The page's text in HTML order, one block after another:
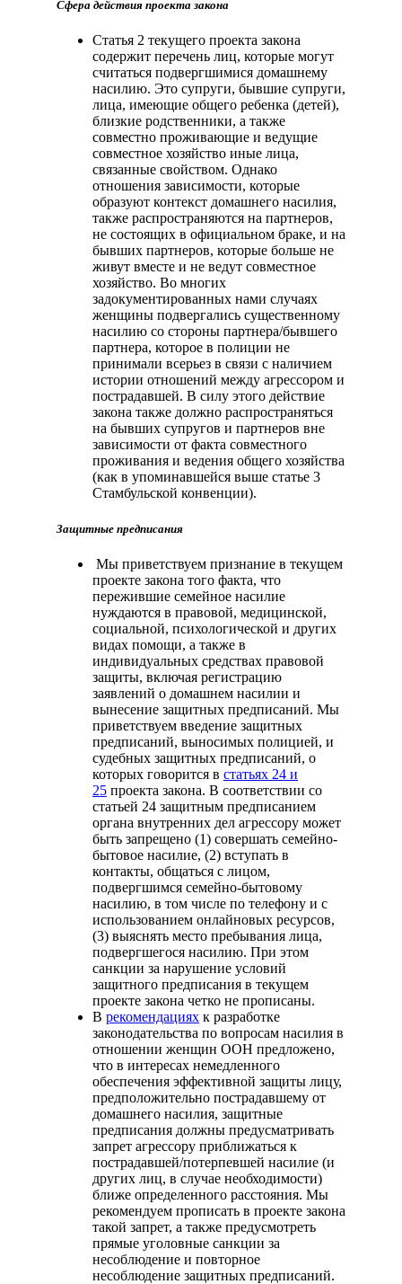
Сфера действия проекта закона
Статья 2 текущего проекта закона
содержит перечень лиц, которые могут
считаться подвергшимися домашнему
насилию. Это супруги, бывшие супруги,
лица, имеющие общего ребенка (детей),
близкие родственники, а также
совместно проживающие и ведущие
совместное хозяйство иные лица,
связанные свойством. Однако
отношения зависимости, которые
образуют контекст домашнего насилия,
также распространяются на партнеров,
не состоящих в официальном браке, и на
бывших партнеров, которые больше не
живут вместе и не ведут совместное
хозяйство. Во многих
задокументированных нами случаях
женщины подвергались существенному
насилию со стороны партнера/бывшего
партнера, которое в полиции не
принимали всерьез в связи с наличием
истории отношений между агрессором и
пострадавшей. В силу этого действие
закона также должно распространяться
на бывших супругов и партнеров вне
зависимости от факта совместного
проживания и ведения общего хозяйства
(как в упоминавшейся выше статье 3
Стамбульской конвенции).
Защитные предписания
Мы приветствуем признание в текущем
проекте закона того факта, что
пережившие семейное насилие
нуждаются в правовой, медицинской,
социальной, психологической и других
видах помощи, а также в
индивидуальных средствах правовой
защиты, включая регистрацию
заявлений о домашнем насилии и
вынесение защитных предписаний. Мы
приветствуем введение защитных
предписаний, выносимых полицией, и
судебных защитных предписаний, о
которых говорится в статьях 24 и
25 проекта закона. В соответствии со
статьей 24 защитным предписанием
органа внутренних дел агрессору может
быть запрещено (1) совершать семейно-
бытовое насилие, (2) вступать в
контакты, общаться с лицом,
подвергшимся семейно-бытовому
насилию, в том числе по телефону и с
использованием онлайновых ресурсов,
(3) выяснять место пребывания лица,
подвергшегося насилию. При этом
санкции за нарушение условий
защитного предписания в текущем
проекте закона четко не прописаны.
В рекомендациях к разработке
законодательства по вопросам насилия в
отношении женщин ООН предложено,
что в интересах немедленного
обеспечения эффективной защиты лицу,
предположительно пострадавшему от
домашнего насилия, защитные
предписания должны предусматривать
запрет агрессору приближаться к
пострадавшей/потерпевшей насилие (и
других лиц, в случае необходимости)
ближе определенного расстояния. Мы
рекомендуем прописать в проекте закона
такой запрет, а также предусмотреть
прямые уголовные санкции за
несоблюдение и повторное
несоблюдение защитных предписаний.